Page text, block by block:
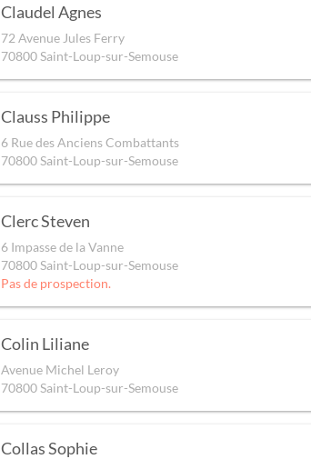
Claudel Agnes
72 Avenue Jules Ferry
70800Saint-Loup-sur-Semouse
Clauss Philippe
6 Rue des Anciens Combattants
70800Saint-Loup-sur-Semouse
Clerc Steven
6 Impasse de la Vanne
70800Saint-Loup-sur-Semouse
Pas de prospection.
Colin Liliane
Avenue Michel Leroy
70800Saint-Loup-sur-Semouse
Collas Sophie